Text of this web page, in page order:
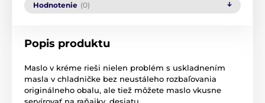
Hodnotenie (0)
Popis produktu
Maslo v kréme rieši nielen problém s uskladnením
masla v chladničke bez neustáleho rozbaľovania
originálneho obalu, ale tiež môžete maslo vkusne